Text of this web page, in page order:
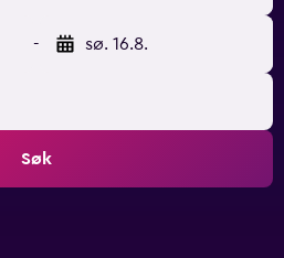
- sø. 16.8.
Søk